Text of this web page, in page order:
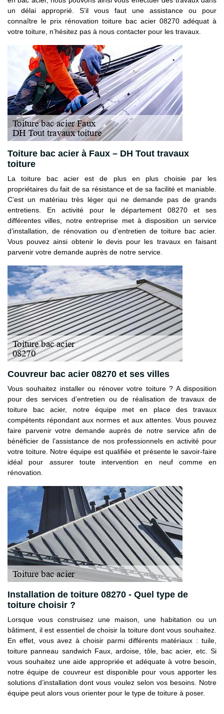
un délai approprié. S’il vous faut une assistance ou pour
connaître le prix rénovation toiture bac acier 08270 adéquat à
votre toiture, n’hésitez pas à nous contacter pour les travaux.
Toiture bac acier à Faux – DH Tout travaux
toiture
La toiture bac acier est de plus en plus choisie par les
propriétaires du fait de sa résistance et de sa facilité et maniable.
C’est un matériau très léger qui ne demande pas de grands
entretiens. En activité pour le département 08270 et ses
différentes villes, notre entreprise met à disposition un service
d’installation, de rénovation ou d’entretien de toiture bac acier.
Vous pouvez ainsi obtenir le devis pour les travaux en faisant
parvenir votre demande auprès de notre service.
Couvreur bac acier 08270 et ses villes
Vous souhaitez installer ou rénover votre toiture ? A disposition
pour des services d’entretien ou de réalisation de travaux de
toiture bac acier, notre équipe met en place des travaux
compétents répondant aux normes et aux attentes. Vous pouvez
faire parvenir votre demande auprès de notre service afin de
bénéficier de l’assistance de nos professionnels en activité pour
votre toiture. Notre équipe est qualifiée et présente le savoir-faire
idéal pour assurer toute intervention en neuf comme en
rénovation.
Installation de toiture 08270 - Quel type de
toiture choisir ?
Lorsque vous construisez une maison, une habitation ou un
bâtiment, il est essentiel de choisir la toiture dont vous souhaitez.
En effet, vous avez à choisir parmi différents matériaux : tuile,
toiture panneau sandwich Faux, ardoise, tôle, bac acier, etc. Si
vous souhaitez une aide appropriée et adéquate à votre besoin,
notre équipe de couvreur est disponible pour vous apporter les
solutions d’installation dont vous voulez selon vos besoins. Notre
équipe peut alors vous orienter pour le type de toiture à poser.